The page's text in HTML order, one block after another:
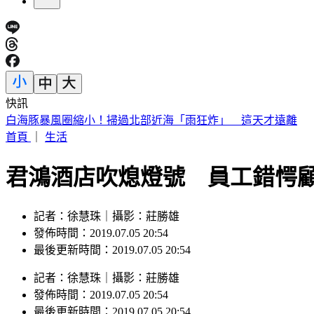
快訊
快訊／白海豚太兇猛！廈門航空飛松山「無法降落」 原機折
首頁
生活
君鴻酒店吹熄燈號 員工錯愕
記者：徐慧珠｜攝影：莊勝雄
發佈時間：2019.07.05 20:54
最後更新時間：2019.07.05 20:54
記者 ： 徐慧珠 攝影 ： 莊勝雄
發佈時間： 2019.07.05 20:54
最後更新時間： 2019.07.05 20:54